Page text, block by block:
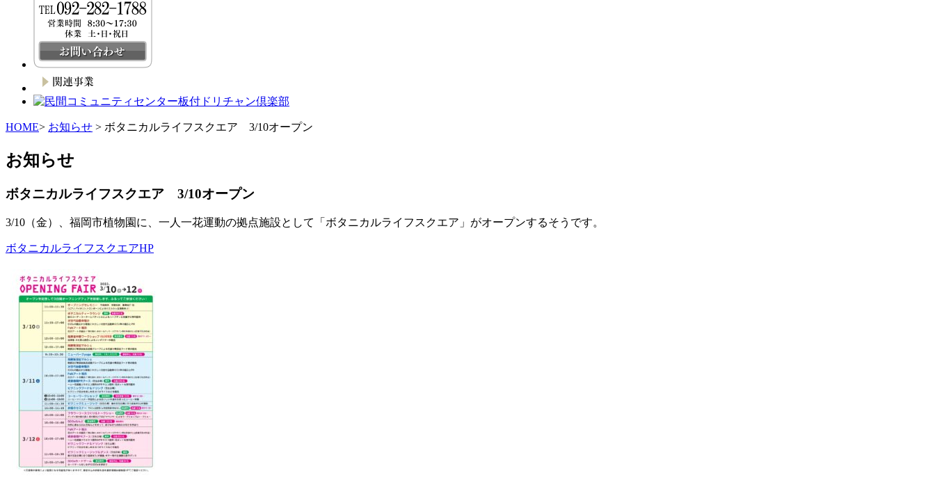
HOME> お知らせ > ボタニカルライフスクエア 3/10オープン
お知らせ
ボタニカルライフスクエア 3/10オープン
3/10（金）、福岡市植物園に、一人一花運動の拠点施設として「ボタニカルライフスクエア」がオープンするそうです。
ボタニカルライフスクエアHP